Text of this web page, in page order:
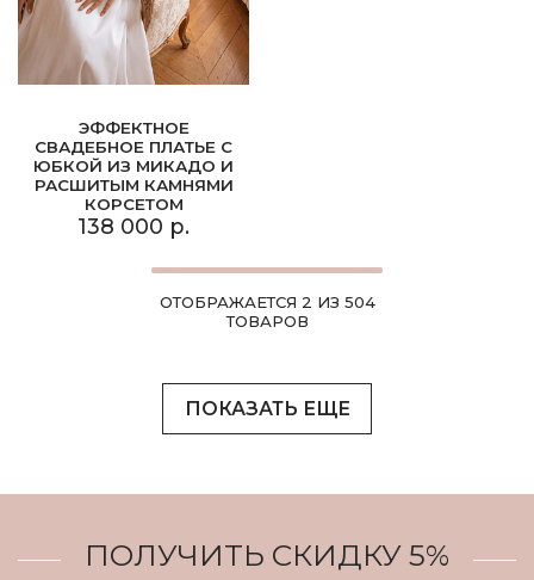
ЭФФЕКТНОЕ
СВАДЕБНОЕ ПЛАТЬЕ С
ЮБКОЙ ИЗ МИКАДО И
РАСШИТЫМ КАМНЯМИ
КОРСЕТОМ
138 000 р.
ОТОБРАЖАЕТСЯ 2 ИЗ 504
ТОВАРОВ
ПОКАЗАТЬ ЕЩЕ
ПОЛУЧИТЬ СКИДКУ 5%